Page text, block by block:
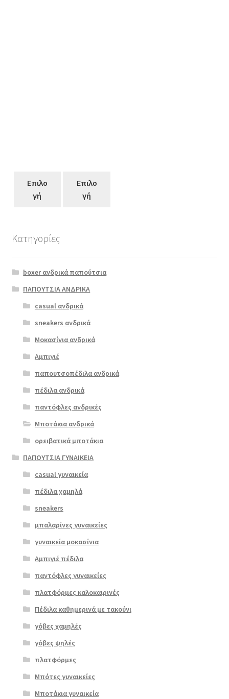
Επιλο
γή
Επιλο
γή
softies 5565
καφέ
ΠΡΟΣΦΟΡΆ!
109.00
Original
price
€109.00.
€ 87.00Η
τρέχουσα
είναι:
€87.00.
Επιλο
προϊόν
έχει
πολλαπλές
επιλογές
μπορούν
επιλεγούν
στη
σελίδα
προϊόντος
Κατηγορίες
boxer ανδρικά παπούτσια
ΠΑΠΟΥΤΣΙΑ ΑΝΔΡΙΚΑ
casual ανδρικά
sneakers ανδρικά
Μοκασίνια ανδρικά
Αμπιγιέ
παπουτσοπέδιλα ανδρικά
πέδιλα ανδρικά
παντόφλες ανδρικές
Μποτάκια ανδρικά
ορειβατικά μποτάκια
ΠΑΠΟΥΤΣΙΑ ΓΥΝΑΙΚΕΙΑ
casual γυναικεία
πέδιλα χαμηλά
sneakers
μπαλαρίνες γυναικείες
γυναικεία μοκασίνια
Αμπιγιέ πέδιλα
παντόφλες γυναικείες
πλατφόρμες καλοκαιρινές
Πέδιλα καθημερινά με τακούνι
γόβες χαμηλές
γόβες ψηλές
πλατφόρμες
Μπότες γυναικείες
Μποτάκια γυναικεία